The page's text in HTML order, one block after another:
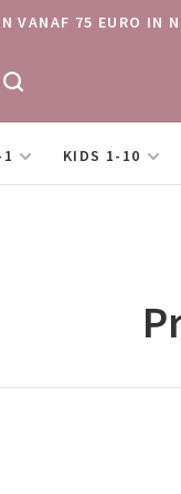
VANAF 75 EURO IN
KIDS 1-10